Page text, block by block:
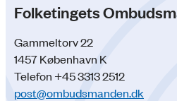
Folketingets
Gammeltorv 22
1457 København K
Telefon +45 3313 2512
post@ombudsmanden.dk